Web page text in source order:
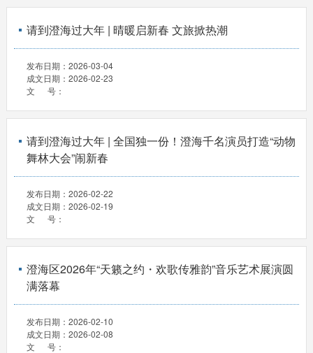
请到澄海过大年 | 晴暖启新春 文旅掀热潮
发布日期： 2026-03-04
成文日期： 2026-02-23
文 号：
请到澄海过大年 | 全国独一份！澄海千名演员打造“动物
舞林大会”闹新春
发布日期： 2026-02-22
成文日期： 2026-02-19
文 号：
澄海区2026年“天籁之约・欢歌传雅韵”音乐艺术展演圆
满落幕
发布日期： 2026-02-10
成文日期： 2026-02-08
文 号：